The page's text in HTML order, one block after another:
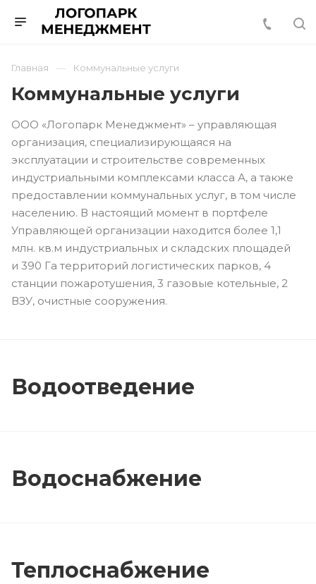
Главная Коммунальные услуги
Коммунальные услуги
ООО «Логопарк Менеджмент» – управляющая
организация, специализирующаяся на
эксплуатации и строительстве современных
индустриальными комплексами класса А, а также
предоставлении коммунальных услуг, в том числе
населению. В настоящий момент в портфеле
Управляющей организации находится более 1,1
млн. кв.м индустриальных и складских площадей
и 390 Га территорий логистических парков, 4
станции пожаротушения, 3 газовые котельные, 2
ВЗУ, очистные сооружения.
Водоотведение
Водоснабжение
Теплоснабжение